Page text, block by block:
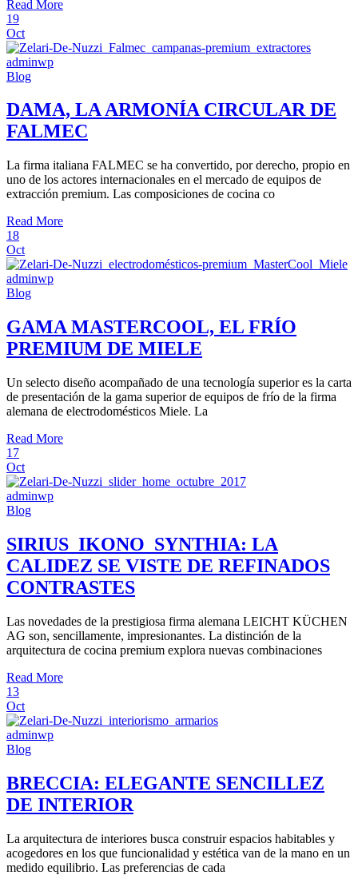
Read More
19
Oct
adminwp
Blog
DAMA, LA ARMONÍA CIRCULAR DE
FALMEC
La firma italiana FALMEC se ha convertido, por derecho, propio en
uno de los actores internacionales en el mercado de equipos de
extracción premium. Las composiciones de cocina co
Read More
18
Oct
adminwp
Blog
GAMA MASTERCOOL, EL FRÍO
PREMIUM DE MIELE
Un selecto diseño acompañado de una tecnología superior es la carta
de presentación de la gama superior de equipos de frío de la firma
alemana de electrodomésticos Miele. La
Read More
17
Oct
adminwp
Blog
SIRIUS_IKONO_SYNTHIA: LA
CALIDEZ SE VISTE DE REFINADOS
CONTRASTES
Las novedades de la prestigiosa firma alemana LEICHT KÜCHEN
AG son, sencillamente, impresionantes. La distinción de la
arquitectura de cocina premium explora nuevas combinaciones
Read More
13
Oct
adminwp
Blog
BRECCIA: ELEGANTE SENCILLEZ
DE INTERIOR
La arquitectura de interiores busca construir espacios habitables y
acogedores en los que funcionalidad y estética van de la mano en un
medido equilibrio. Las preferencias de cada